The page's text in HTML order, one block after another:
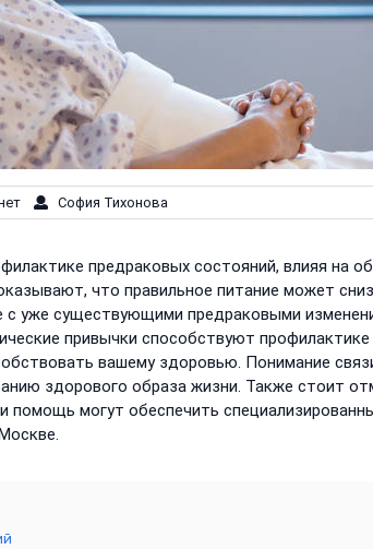
София Тихонова
предраковых состояний, влияя на
что правильное питание может
с уже существующими предраковыми
привычки способствуют
вашему здоровью. Понимание
здорового образа жизни. Также стоит
помощь могут обеспечить